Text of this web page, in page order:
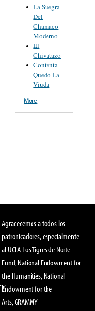
La Suegra
Del
Chamaco
Moderno
El
Chivatazo
Contenta
Quedo La
Viuda
More
Agradecemos a todos los
patronicadores, especialmente
al UCLA Los Tigres de Norte
Fund, National Endowment for
the Humanities, National
Endowment for the
Arts, GRAMMY